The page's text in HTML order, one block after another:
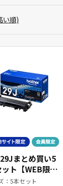
い順)
まとめ買い5
ト【WEB限定
：5本セット